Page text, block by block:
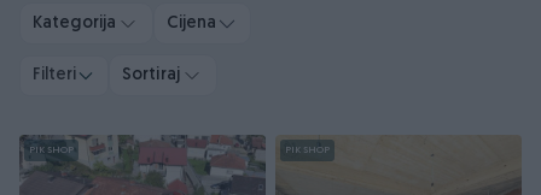
Kategorija Cijena
Filteri Sortiraj
PIK SHOP PIK SHOP